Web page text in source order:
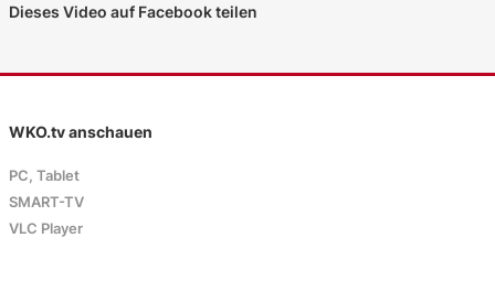
Dieses Video auf Facebook teilen
WKO.tv anschauen
PC, Tablet
SMART-TV
VLC Player